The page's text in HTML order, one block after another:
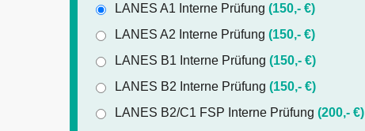
LANES A1 Interne Prüfung (150,- €)
LANES A2 Interne Prüfung (150,- €)
LANES B1 Interne Prüfung (150,- €)
LANES B2 Interne Prüfung (150,- €)
LANES B2/C1 FSP Interne Prüfung (200,- €)